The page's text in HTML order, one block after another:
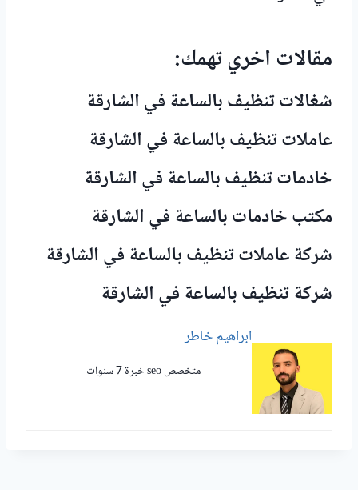
مقالات اخري تهمك:
شغالات تنظيف بالساعة في الشارقة
عاملات تنظيف بالساعة في الشارقة
خادمات تنظيف بالساعة في الشارقة
مكتب خادمات بالساعة في الشارقة
شركة عاملات تنظيف بالساعة في الشارقة
شركة تنظيف بالساعة في الشارقة
ابراهيم خاطر
متخصص seo خبرة 7 سنوات